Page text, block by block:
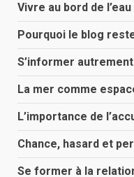
Vivre au bord de
Pourquoi le blog
S’informer
La mer comme
L’importance de
Chance, hasard et
Se former à la